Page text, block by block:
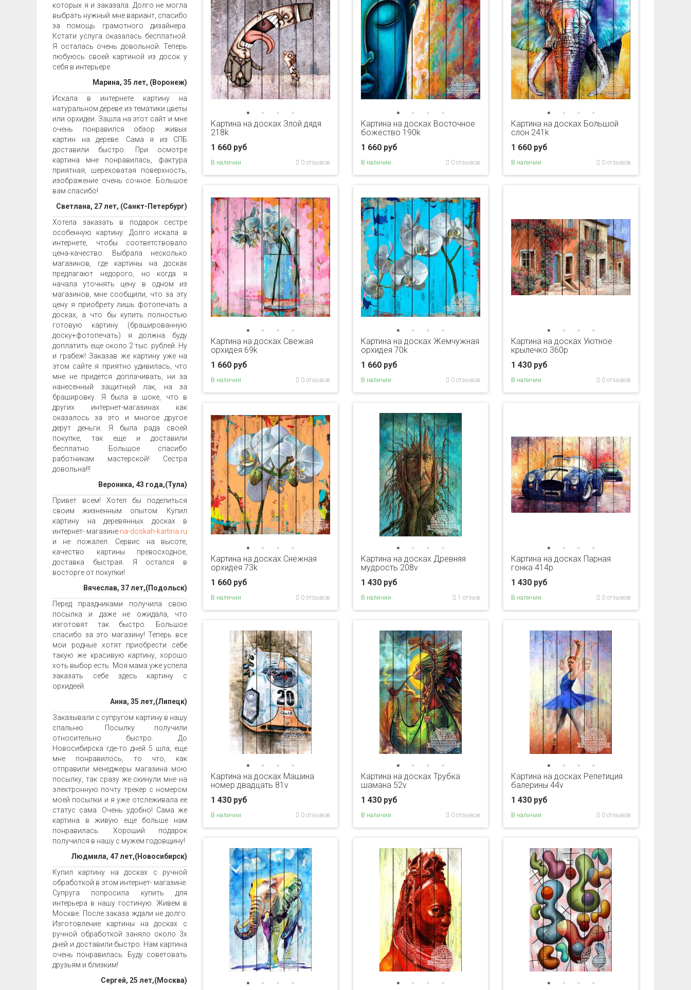
Картина на досках Злой дядя
218k
1 660 руб
В наличии 0 отзывов
Картина на досках Восточное
божество 190k
1 660 руб
В наличии 0 отзывов
Картина на досках Большой
слон 241k
1 660 руб
В наличии 0 отзывов
Картина на досках Свежая
орхидея 69k
1 660 руб
В наличии 0 отзывов
Картина на досках Жемчужная
орхидея 70k
1 660 руб
В наличии 0 отзывов
Картина на досках Уютное
крылечко 360p
1 430 руб
В наличии 0 отзывов
Картина на досках Снежная
орхидея 73k
1 660 руб
В наличии 0 отзывов
Картина на досках Древняя
мудрость 208v
1 430 руб
В наличии 1 отзыв
Картина на досках Парная
гонка 414p
1 430 руб
В наличии 0 отзывов
Картина на досках Машина
номер двадцать 81v
1 430 руб
В наличии 0 отзывов
Картина на досках Трубка
шамана 52v
1 430 руб
В наличии 0 отзывов
Картина на досках Репетиция
балерины 44v
1 430 руб
В наличии 0 отзывов
которых я и заказала. Долго не могла
выбрать нужный мне вариант, спасибо
за помощь грамотного дизайнера.
Кстати услуга оказалась бесплатной.
Я осталась очень довольной. Теперь
любуюсь своей картиной из досок у
себя в интерьере.
Марина, 35 лет, (Воронеж)
Искала в интернете картину на
натуральном дереве из тематики цветы
или орхидеи. Зашла на этот сайт и мне
очень понравился обзор живых
картин на дереве. Сама я из СПБ
доставили быстро. При осмотре
картина мне понравилась, фактура
приятная, шереховатая поверхность,
изображение очень сочное. Большое
вам спасибо!
Светлана, 27 лет, (Санкт-Петербург)
Хотела заказать в подарок сестре
особенную картину. Долго искала в
интернете, чтобы соответствовало
цена-качество. Выбрала несколько
магазинов, где картины на досках
предлагают недорого, но когда я
начала уточнять цену в одном из
магазинов, мне сообщили, что за эту
цену я приобрету лишь фотопечать а
досках, а что бы купить полностью
готовую картину (брашированную
доску+фотопечать) я должна буду
доплатить еще около 2 тыс. рублей. Ну
и грабеж! Заказав же картину уже на
этом сайте я приятно удивилась, что
мне не придется доплачивать, ни за
нанесенный защитный лак, на за
брашировку. Я была в шоке, что в
других интернет-магазинах как
оказалось за это и многое другое
дерут деньги. Я была рада своей
покупке, так еще и доставили
бесплатно. Большое спасибо
работникам мастерской! Сестра
довольна!!!
Вероника, 43 года,(Тула)
Привет всем! Хотел бы поделиться
своим жизненным опытом. Купил
картину на деревянных досках в
интернет- магазине na-doskah-kartina.ru
и не пожалел. Сервис на высоте,
качество картины превосходное,
доставка быстрая. Я остался в
восторге от покупки!
Вячеслав, 37 лет,(Подольск)
Перед праздниками получила свою
посылка и даже не ожидала, что
изготовят так быстро. Большое
спасибо за это магазину! Теперь все
мои родные хотят приобрести себе
такую же красивую картину, хорошо
хоть выбор есть. Моя мама уже успела
заказать себе здесь картину с
орхидеей.
Анна, 35 лет,(Липецк)
Заказывали с супругом картину в нашу
спальню. Посылку получили
относительно быстро. До
Новосибирска где-то дней 5 шла, еще
мне понравилось, то что, как
отправили менеджеры магазина мою
посылку, так сразу же скинули мне на
электронную почту трекер с номером
моей посылки и я уже отслеживала ее
статус сама. Очень удобно! Сама же
картина в живую еще больше нам
понравилась. Хороший подарок
получился в нашу с мужем годовщину!
Людмила, 47 лет,(Новосибирск)
Купил картину на досках с ручной
обработкой в этом интернет- магазине.
Супруга попросила купить для
интерьера в нашу гостиную. Живем в
Москве. После заказа ждали не долго.
Изготовление картины на досках с
ручной обработкой заняло около 3х
дней и доставили быстро. Нам картина
очень понравилась. Буду советовать
друзьям и близким!
Сергей, 25 лет,(Москва)